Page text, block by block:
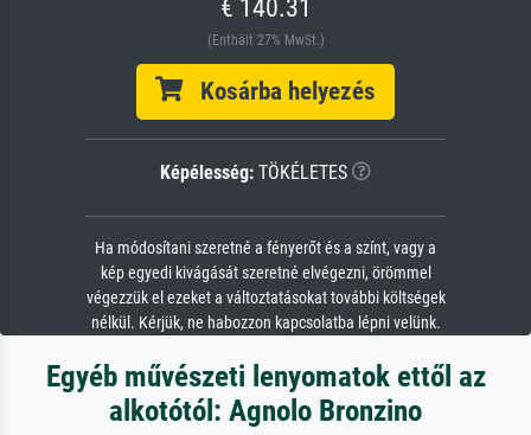
€ 140.31
(Enthält 27% MwSt.)
Kosárba helyezés
Képélesség: TÖKÉLETES
Ha módosítani szeretné a fényerőt és a színt, vagy a
kép egyedi kivágását szeretné elvégezni, örömmel
végezzük el ezeket a változtatásokat további költségek
nélkül. Kérjük, ne habozzon kapcsolatba lépni velünk.
Egyéb művészeti lenyomatok ettől az
alkotótól: Agnolo Bronzino